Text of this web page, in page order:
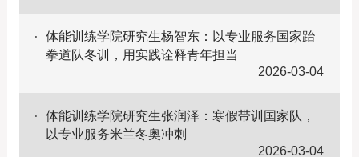
体能训练学院研究生杨智东：以专业服务国家跆
拳道队冬训，用实践诠释青年担当
2026-03-04
体能训练学院研究生张润泽：寒假带训国家队，
以专业服务米兰冬奥冲刺
2026-03-04